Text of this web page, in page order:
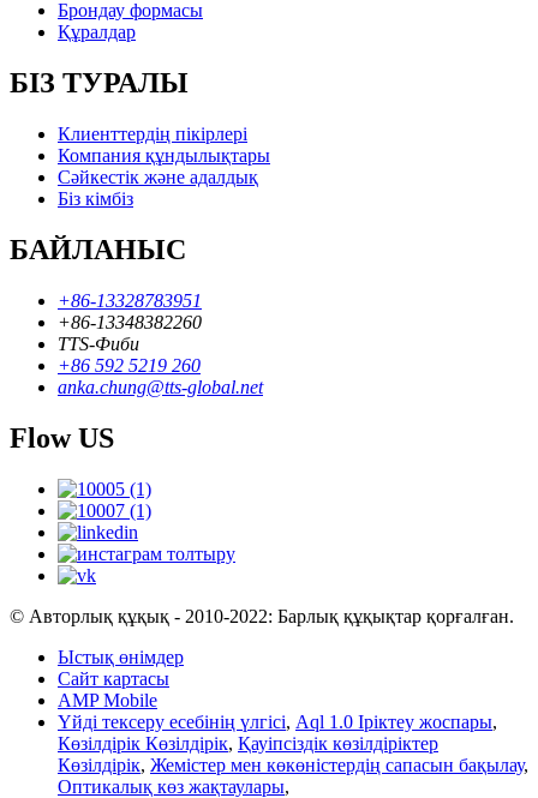
Брондау формасы
Құралдар
БІЗ ТУРАЛЫ
Клиенттердің пікірлері
Компания құндылықтары
Сәйкестік және адалдық
Біз кімбіз
БАЙЛАНЫС
+86-13328783951
+86-13348382260
TTS-Фиби
+86 592 5219 260
anka.chung@tts-global.net
Flow US
© Авторлық құқық - 2010-2022: Барлық құқықтар қорғалған.
Ыстық өнімдер
Сайт картасы
AMP Mobile
Үйді тексеру есебінің үлгісі, Aql 1.0 Іріктеу жоспары,
Көзілдірік Көзілдірік, Қауіпсіздік көзілдіріктер
Көзілдірік, Жемістер мен көкөністердің сапасын бақылау,
Оптикалық көз жақтаулары,